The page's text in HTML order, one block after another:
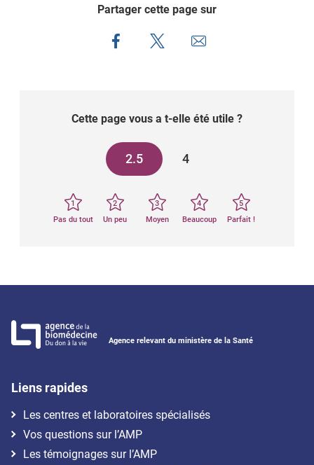
Partager cette page sur
Cette page vous a t-elle été utile ?
2.5 4
1
Pas du tout
2
Un peu
3
Moyen
4
Beaucoup
5
Parfait !
Agence relevant du ministère de la Santé
Liens rapides
Les centres et laboratoires spécialisés
Vos questions sur l’AMP
Les témoignages sur l’AMP